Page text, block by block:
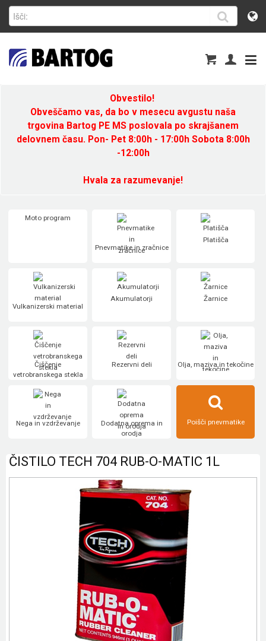
Obvestilo!
Obveščamo vas, da bo v mesecu avgustu naša
trgovina Bartog PE MS poslovala po skrajšanem
delovnem času. Pon- Pet 8:00h - 17:00h Sobota 8:00h
-12:00h
Hvala za razumevanje!
Moto program
Pnevmatike in zračnice
Platišča
Vulkanizerski material
Akumulatorji Žarnice
Čiščenje
vetrobranskega stekla
Rezervni deli Olja, maziva in tekočine
Nega in vzdrževanje
Dodatna oprema in
orodja
Poišči pnevmatike
ČISTILO TECH 704 RUB-O-MATIC 1L